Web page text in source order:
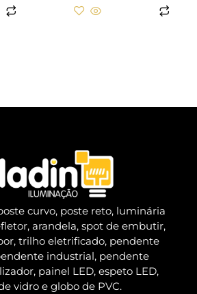
curvo, poste reto, luminária
arandela, spot de embutir,
trilho eletrificado, pendente
industrial, pendente
painel LED, espeto LED,
vidro e globo de PVC.